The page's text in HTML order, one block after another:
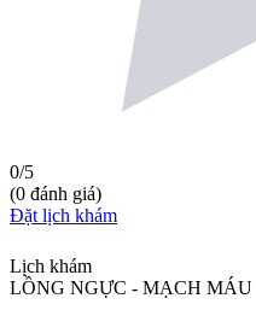
0/5
(0 đánh giá)
Đặt lịch khám
Lịch khám
LỒNG NGỰC - MẠCH MÁU